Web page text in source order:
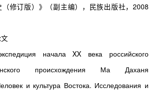
（修订版）》（副主编），民族出版社，2008
начала XX века российского
происхождения
Ма Даханя
и культура Востока. Исследования и